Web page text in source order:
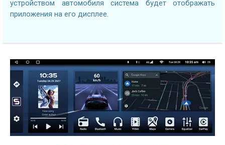
устройством автомобиля система будет отображать
приложения на его дисплее.